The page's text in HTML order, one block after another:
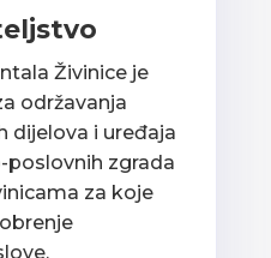
Živinice je
održavanja
dijelova i uređaja
zgrada
za koje